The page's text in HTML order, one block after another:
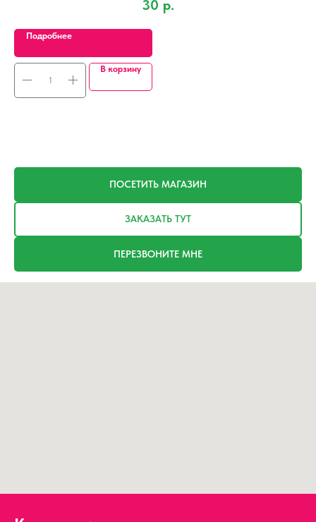
30 р.
Подробнее
В корзину
ПОСЕТИТЬ МАГАЗИН
ЗАКАЗАТЬ ТУТ
ПЕРЕЗВОНИТЕ МНЕ